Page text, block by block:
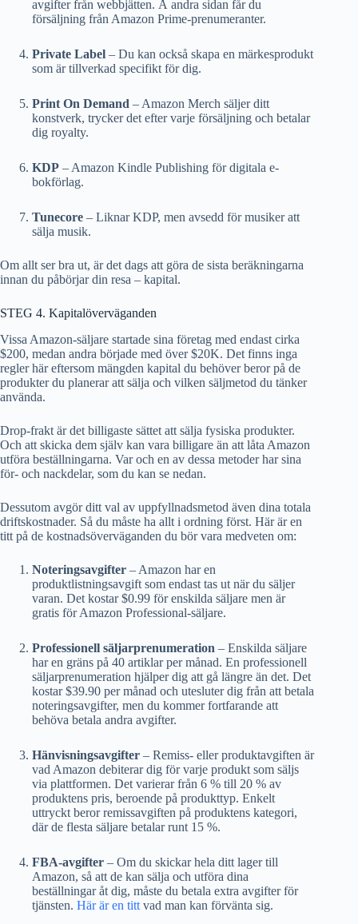
avgifter från webbjätten. Å andra sidan får du
försäljning från Amazon Prime-prenumeranter.
Private Label – Du kan också skapa en märkesprodukt
som är tillverkad specifikt för dig.
Print On Demand – Amazon Merch säljer ditt
konstverk, trycker det efter varje försäljning och betalar
dig royalty.
KDP – Amazon Kindle Publishing för digitala e-
bokförlag.
Tunecore – Liknar KDP, men avsedd för musiker att
sälja musik.
Om allt ser bra ut, är det dags att göra de sista beräkningarna
innan du påbörjar din resa – kapital.
STEG 4. Kapitalöverväganden
Vissa Amazon-säljare startade sina företag med endast cirka
$200, medan andra började med över $20K. Det finns inga
regler här eftersom mängden kapital du behöver beror på de
produkter du planerar att sälja och vilken säljmetod du tänker
använda.
Drop-frakt är det billigaste sättet att sälja fysiska produkter.
Och att skicka dem själv kan vara billigare än att låta Amazon
utföra beställningarna. Var och en av dessa metoder har sina
för- och nackdelar, som du kan se nedan.
Dessutom avgör ditt val av uppfyllnadsmetod även dina totala
driftskostnader. Så du måste ha allt i ordning först. Här är en
titt på de kostnadsöverväganden du bör vara medveten om:
Noteringsavgifter – Amazon har en
produktlistningsavgift som endast tas ut när du säljer
varan. Det kostar $0.99 för enskilda säljare men är
gratis för Amazon Professional-säljare.
Professionell säljarprenumeration – Enskilda säljare
har en gräns på 40 artiklar per månad. En professionell
säljarprenumeration hjälper dig att gå längre än det. Det
kostar $39.90 per månad och utesluter dig från att betala
noteringsavgifter, men du kommer fortfarande att
behöva betala andra avgifter.
Hänvisningsavgifter – Remiss- eller produktavgiften är
vad Amazon debiterar dig för varje produkt som säljs
via plattformen. Det varierar från 6 % till 20 % av
produktens pris, beroende på produkttyp. Enkelt
uttryckt beror remissavgiften på produktens kategori,
där de flesta säljare betalar runt 15 %.
FBA-avgifter – Om du skickar hela ditt lager till
Amazon, så att de kan sälja och utföra dina
beställningar åt dig, måste du betala extra avgifter för
tjänsten. Här är en titt vad man kan förvänta sig.